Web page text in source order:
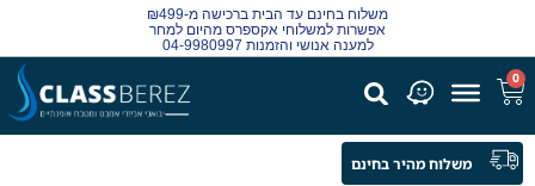
משלוח בחינם עד הבית ברכישה מ-₪499
אפשרות למשלוחי אקספרס מהיום למחר
למענה אנושי והזמנות 04-9980997
0
משלוח מהיר בחינם